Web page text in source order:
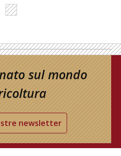
sul mondo
newsletter